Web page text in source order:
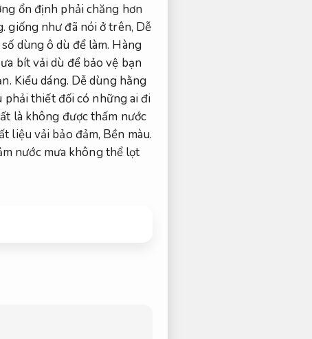
ổn định phải chăng hơn
giống như đã nói ở trên, Dễ
dùng ô dù để làm. Hàng
bít vải dù để bảo vệ bạn
Kiểu dáng. Dễ dùng hằng
thiết đối có những ai đi
là không được thấm nước
liệu vải bảo đảm, Bền màu.
nước mưa không thể lọt